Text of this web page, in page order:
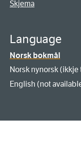
Skjema
Language
Norsk bokmål
Norsk nynorsk
English (not